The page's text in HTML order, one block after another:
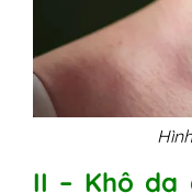
II – Khô da